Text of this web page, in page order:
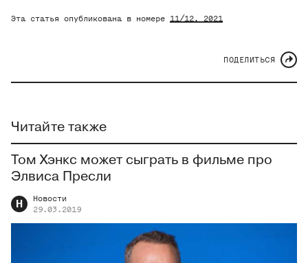
Эта статья опубликована в номере 11/12, 2021
ПОДЕЛИТЬСЯ
Читайте также
Том Хэнкс может сыграть в фильме про
Элвиса Пресли
Н
Новости
29.03.2019